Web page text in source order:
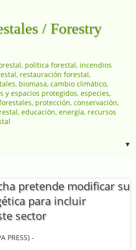
/ Forestry
política forestal, incendios
restauración forestal,
biomasa, cambio climático,
y espacios protegidos, especies,
protección, conservación,
educación, energía, recursos
▼
pretende modificar su
para incluir
sector
PRESS) -